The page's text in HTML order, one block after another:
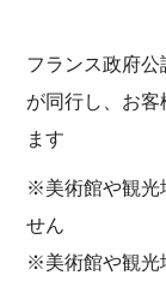
フランス政府
が同行し、お
ます
※美術館や観光
せん
※美術館や観光